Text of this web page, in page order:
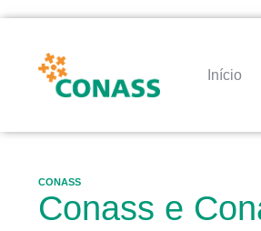
Início
CONASS
Conass e